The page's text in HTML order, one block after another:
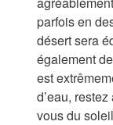
parfois en
désert sera
également
est
d’eau,
vous du